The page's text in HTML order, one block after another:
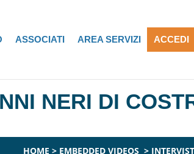
ASSOCIATI AREA SERVIZI ACCEDI
NERI DI
HOME > EMBEDDED VIDEOS >